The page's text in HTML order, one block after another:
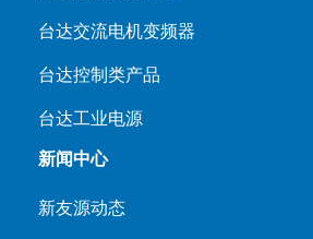
台达交流电机变频器
台达控制类产品
台达工业电源
新闻中心
新友源动态